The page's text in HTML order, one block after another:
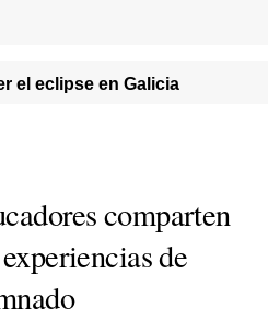
el eclipse en Galicia
comparten
de